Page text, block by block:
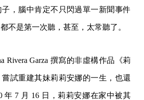
，腦中肯定不只閃過單一新聞事件
是第一次聽，甚至，太常聽了。
Rivera Garza 撰寫的非虛構作品《莉
試重建其妹莉莉安娜的一生，也還
年 7 月 16 日，莉莉安娜在家中被其